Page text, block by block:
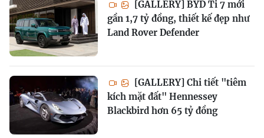
[GALLERY] BYD Ti 7 mới
gần 1,7 tỷ đồng, thiết kế đẹp như
Land Rover Defender
[GALLERY] Chi tiết "tiêm
kích mặt đất" Hennessey
Blackbird hơn 65 tỷ đồng